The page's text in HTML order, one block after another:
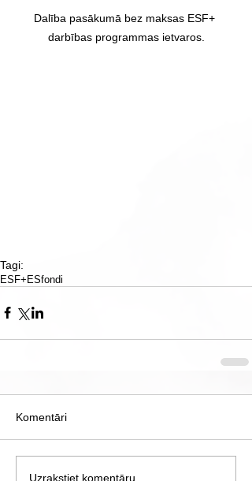
Dalība pasākumā bez maksas ESF+
darbības programmas ietvaros.
Tagi:
ESF+ESfondi
Komentāri
Uzrakstiet komentāru...